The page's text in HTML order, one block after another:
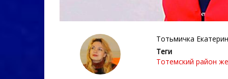
Тотьмичка
Теги
Тотемский район